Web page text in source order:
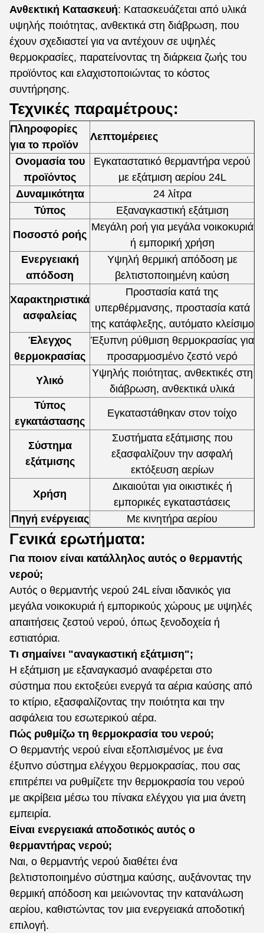
Ανθεκτική Κατασκευή: Κατασκευάζεται από υλικά
υψηλής ποιότητας, ανθεκτικά στη διάβρωση, που
έχουν σχεδιαστεί για να αντέχουν σε υψηλές
θερμοκρασίες, παρατείνοντας τη διάρκεια ζωής του
προϊόντος και ελαχιστοποιώντας το κόστος
συντήρησης.
Τεχνικές παραμέτρους:
Πληροφορίες
για το προϊόν
Λεπτομέρειες
Ονομασία του
προϊόντος
Εγκαταστατικό θερμαντήρα νερού
με εξάτμιση αερίου 24L
Δυναμικότητα
24 λίτρα
Τύπος
Εξαναγκαστική εξάτμιση
Ποσοστό ροής
Μεγάλη ροή για μεγάλα νοικοκυριά
ή εμπορική χρήση
Ενεργειακή
απόδοση
Υψηλή θερμική απόδοση με
βελτιστοποιημένη καύση
Χαρακτηριστικά
ασφαλείας
Προστασία κατά της
υπερθέρμανσης, προστασία κατά
της κατάφλεξης, αυτόματο κλείσιμο
Έλεγχος
θερμοκρασίας
Έξυπνη ρύθμιση θερμοκρασίας για
προσαρμοσμένο ζεστό νερό
Υλικό
Υψηλής ποιότητας, ανθεκτικές στη
διάβρωση, ανθεκτικά υλικά
Τύπος
εγκατάστασης
Εγκαταστάθηκαν στον τοίχο
Σύστημα
εξάτμισης
Συστήματα εξάτμισης που
εξασφαλίζουν την ασφαλή
εκτόξευση αερίων
Χρήση
Δικαιούται για οικιστικές ή
εμπορικές εγκαταστάσεις
Πηγή ενέργειας
Με κινητήρα αερίου
Γενικά ερωτήματα:
Για ποιον είναι κατάλληλος αυτός ο θερμαντής
νερού;
Αυτός ο θερμαντής νερού 24L είναι ιδανικός για
μεγάλα νοικοκυριά ή εμπορικούς χώρους με υψηλές
απαιτήσεις ζεστού νερού, όπως ξενοδοχεία ή
εστιατόρια.
Τι σημαίνει "αναγκαστική εξάτμιση";
Η εξάτμιση με εξαναγκασμό αναφέρεται στο
σύστημα που εκτοξεύει ενεργά τα αέρια καύσης από
το κτίριο, εξασφαλίζοντας την ποιότητα και την
ασφάλεια του εσωτερικού αέρα.
Πώς ρυθμίζω τη θερμοκρασία του νερού;
Ο θερμαντής νερού είναι εξοπλισμένος με ένα
έξυπνο σύστημα ελέγχου θερμοκρασίας, που σας
επιτρέπει να ρυθμίζετε την θερμοκρασία του νερού
με ακρίβεια μέσω του πίνακα ελέγχου για μια άνετη
εμπειρία.
Είναι ενεργειακά αποδοτικός αυτός ο
θερμαντήρας νερού;
Ναι, ο θερμαντής νερού διαθέτει ένα
βελτιστοποιημένο σύστημα καύσης, αυξάνοντας την
θερμική απόδοση και μειώνοντας την κατανάλωση
αερίου, καθιστώντας τον μια ενεργειακά αποδοτική
επιλογή.